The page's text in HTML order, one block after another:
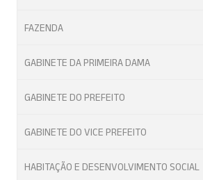
FAZENDA
GABINETE DA PRIMEIRA DAMA
GABINETE DO PREFEITO
GABINETE DO VICE PREFEITO
HABITAÇÃO E DESENVOLVIMENTO SOCIAL